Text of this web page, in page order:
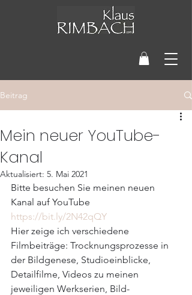
Beitrag
Mein neuer YouTube-
Kanal
Aktualisiert: 5. Mai 2021
Bitte besuchen Sie meinen neuen
Kanal auf YouTube
https://bit.ly/2N42qQY
Hier zeige ich verschiedene
Filmbeiträge: Trocknungsprozesse in
der Bildgenese, Studioeinblicke,
Detailfilme, Videos zu meinen
jeweiligen Werkserien, Bild-